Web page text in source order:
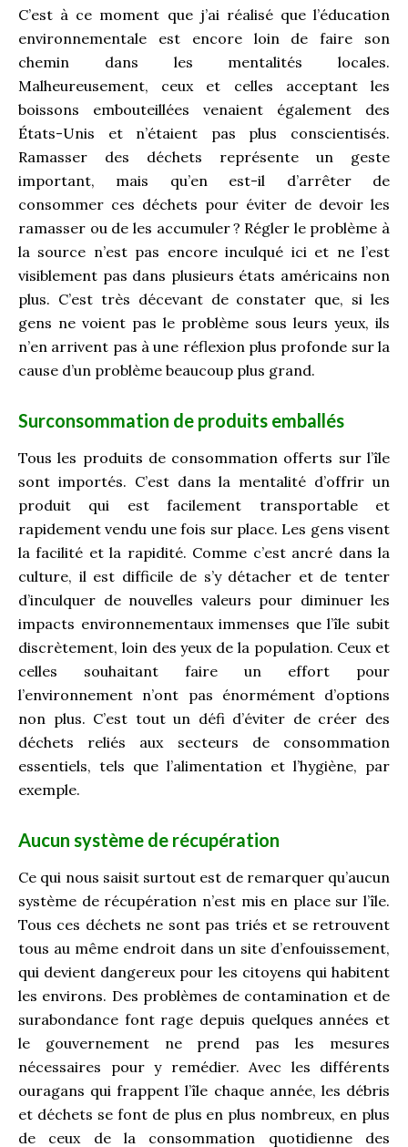
C’est à ce moment que j’ai réalisé que l’éducation
environnementale est encore loin de faire son
chemin dans les mentalités locales.
Malheureusement, ceux et celles acceptant les
boissons embouteillées venaient également des
États-Unis et n’étaient pas plus conscientisés.
Ramasser des déchets représente un geste
important, mais qu’en est-il d’arrêter de
consommer ces déchets pour éviter de devoir les
ramasser ou de les accumuler ? Régler le problème à
la source n’est pas encore inculqué ici et ne l’est
visiblement pas dans plusieurs états américains non
plus. C’est très décevant de constater que, si les
gens ne voient pas le problème sous leurs yeux, ils
n’en arrivent pas à une réflexion plus profonde sur la
cause d’un problème beaucoup plus grand.
Surconsommation de produits emballés
Tous les produits de consommation offerts sur l’île
sont importés. C’est dans la mentalité d’offrir un
produit qui est facilement transportable et
rapidement vendu une fois sur place. Les gens visent
la facilité et la rapidité. Comme c’est ancré dans la
culture, il est difficile de s’y détacher et de tenter
d’inculquer de nouvelles valeurs pour diminuer les
impacts environnementaux immenses que l’île subit
discrètement, loin des yeux de la population. Ceux et
celles souhaitant faire un effort pour
l’environnement n’ont pas énormément d’options
non plus. C’est tout un défi d’éviter de créer des
déchets reliés aux secteurs de consommation
essentiels, tels que l’alimentation et l’hygiène, par
exemple.
Aucun système de récupération
Ce qui nous saisit surtout est de remarquer qu’aucun
système de récupération n’est mis en place sur l’île.
Tous ces déchets ne sont pas triés et se retrouvent
tous au même endroit dans un site d’enfouissement,
qui devient dangereux pour les citoyens qui habitent
les environs. Des problèmes de contamination et de
surabondance font rage depuis quelques années et
le gouvernement ne prend pas les mesures
nécessaires pour y remédier. Avec les différents
ouragans qui frappent l’île chaque année, les débris
et déchets se font de plus en plus nombreux, en plus
de ceux de la consommation quotidienne des